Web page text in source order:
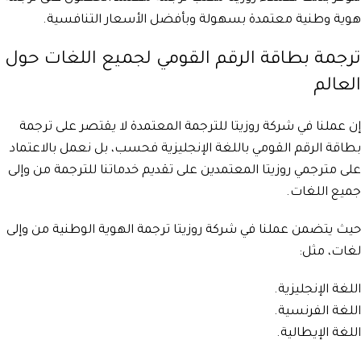
هوية وطنية معتمدة بسهولة وبأفضل الأسعار التنافسية.
ترجمة بطاقة الرقم القومي لجميع اللغات حول
العالم
إن عملنا في شركة روزيتا للترجمة المعتمدة لا يقتصر على ترجمة
بطاقة الرقم القومي باللغة الإنجليزية فحسب، بل نعمل بالاعتماد
على مترجمي روزيتا المعتمدين على تقديم خدماتنا للترجمة من وإلى
جميع اللغات.
حيث يتضمن عملنا في شركة روزيتا ترجمة الهوية الوطنية من وإلى
لغات، مثل:
اللغة الإنجليزية.
اللغة الفرنسية.
اللغة الإيطالية.